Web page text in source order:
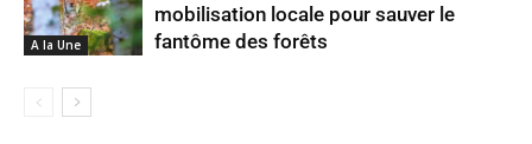
A la Une
mobilisation locale pour sauver le
fantôme des forêts